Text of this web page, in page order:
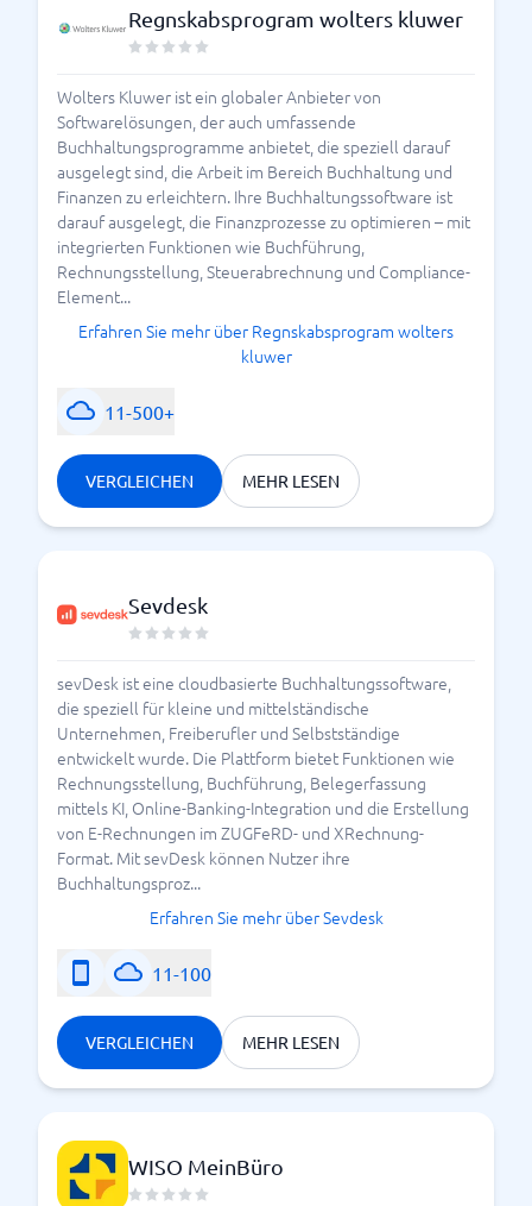
Regnskabsprogram wolters kluwer
Wolters Kluwer ist ein globaler Anbieter von
Softwarelösungen, der auch umfassende
Buchhaltungsprogramme anbietet, die speziell darauf
ausgelegt sind, die Arbeit im Bereich Buchhaltung und
Finanzen zu erleichtern. Ihre Buchhaltungssoftware ist
darauf ausgelegt, die Finanzprozesse zu optimieren – mit
integrierten Funktionen wie Buchführung,
Rechnungsstellung, Steuerabrechnung und Compliance-
Element...
Erfahren Sie mehr über Regnskabsprogram wolters
kluwer
11-500+
VERGLEICHEN MEHR LESEN
Sevdesk
sevDesk ist eine cloudbasierte Buchhaltungssoftware,
die speziell für kleine und mittelständische
Unternehmen, Freiberufler und Selbstständige
entwickelt wurde. Die Plattform bietet Funktionen wie
Rechnungsstellung, Buchführung, Belegerfassung
mittels KI, Online-Banking-Integration und die Erstellung
von E-Rechnungen im ZUGFeRD- und XRechnung-
Format. Mit sevDesk können Nutzer ihre
Buchhaltungsproz...
Erfahren Sie mehr über Sevdesk
11-100
VERGLEICHEN MEHR LESEN
WISO MeinBüro